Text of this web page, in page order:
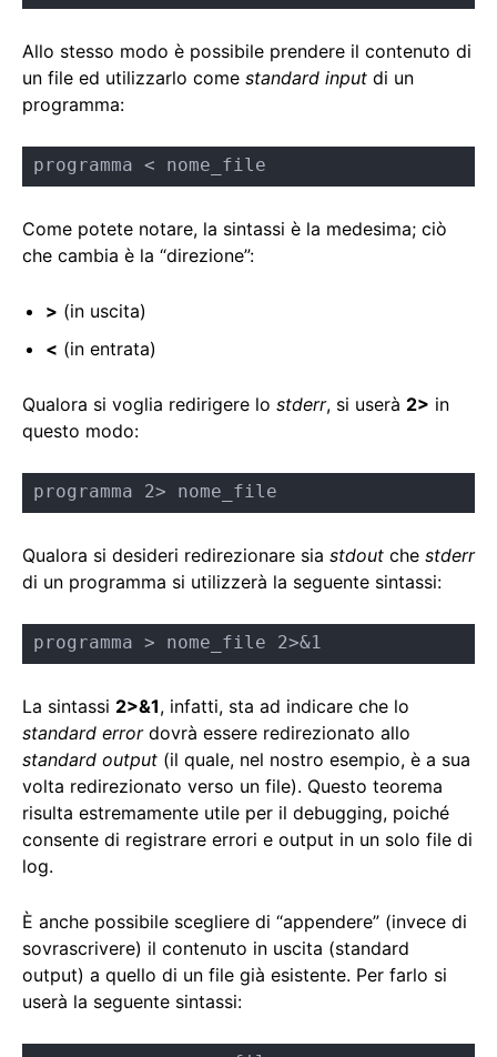
Allo stesso modo è possibile prendere il contenuto di
un file ed utilizzarlo come standard input di un
programma:
programma < nome_file
Come potete notare, la sintassi è la medesima; ciò
che cambia è la “direzione”:
> (in uscita)
< (in entrata)
Qualora si voglia redirigere lo stderr, si userà 2> in
questo modo:
programma 2> nome_file
Qualora si desideri redirezionare sia stdout che stderr
di un programma si utilizzerà la seguente sintassi:
programma > nome_file 2>&1
La sintassi 2>&1, infatti, sta ad indicare che lo
standard errordovrà essere redirezionato allo
standard output (il quale, nel nostro esempio, è a sua
volta redirezionato verso un file). Questo teorema
risulta estremamente utile per il debugging, poiché
consente di registrare errori e output in un solo file di
log.
È anche possibile scegliere di “appendere” (invece di
sovrascrivere) il contenuto in uscita (standard
output) a quello di un file già esistente. Per farlo si
userà la seguente sintassi: